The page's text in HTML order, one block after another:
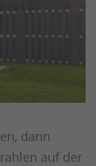
dann
auf der